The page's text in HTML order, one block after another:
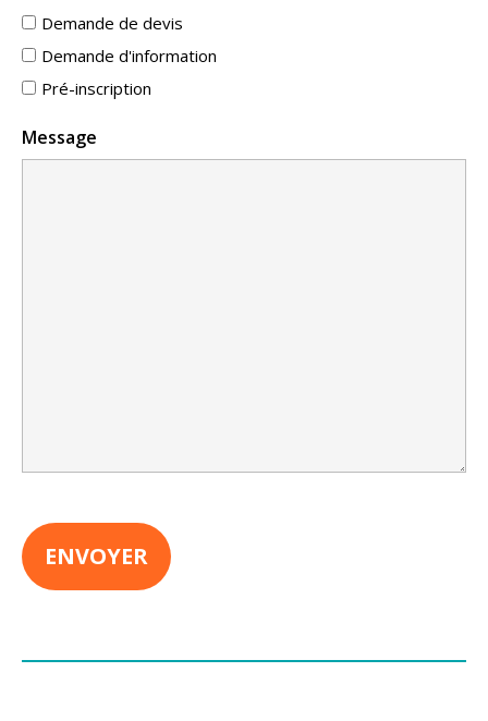
Demande de devis
Demande d'information
Pré-inscription
Message